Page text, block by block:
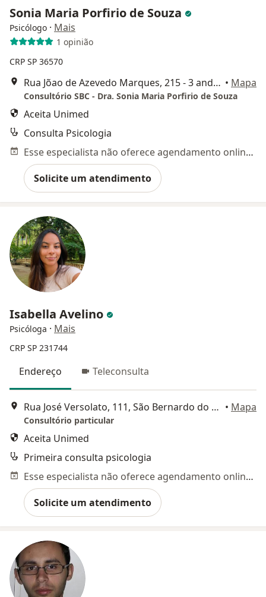
Sonia Maria Porfirio de Souza
Psicólogo · Mais
1 opinião
CRP SP 36570
Rua Jõao de Azevedo Marques, 215 - 3 andar - sala 36, São Bernardo do Campo • Mapa
Consultório SBC - Dra. Sonia Maria Porfirio de Souza
Aceita Unimed
Consulta Psicologia
Esse especialista não oferece agendamento online para esse endereço.
Solicite um atendimento
Isabella Avelino
Psicóloga · Mais
CRP SP 231744
Endereço Teleconsulta
Rua José Versolato, 111, São Bernardo do Campo • Mapa
Consultório particular
Aceita Unimed
Primeira consulta psicologia
Esse especialista não oferece agendamento online para esse endereço.
Solicite um atendimento